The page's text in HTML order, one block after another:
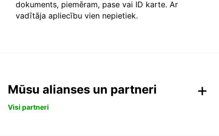
dokuments, piemēram, pase vai ID karte. Ar
vadītāja apliecību vien nepietiek.
Mūsu alianses un partneri
Visi partneri